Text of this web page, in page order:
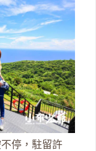
停，駐留許